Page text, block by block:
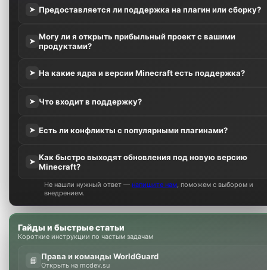
➤ Предоставляется ли поддержка на плагин или сборку?
➤ Могу ли я открыть прибыльный проект с вашими
продуктами?
➤ На какие ядра и версии Minecraft есть поддержка?
➤ Что входит в поддержку?
➤ Есть ли конфликты с популярными плагинами?
➤ Как быстро выходят обновления под новую версию
Minecraft?
Не нашли нужный ответ —напишите нам, поможем с выбором и
внедрением.
Гайды и быстрые статьи
Короткие инструкции по частым задачам
📘 Права и команды WorldGuard
Открыть на mcdev.su